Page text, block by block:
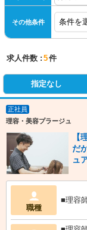
その他条件
求人件数 : 5件
指定なし
正社員
理容・美容プラージュ
【
だ
ュ
職種
■理容